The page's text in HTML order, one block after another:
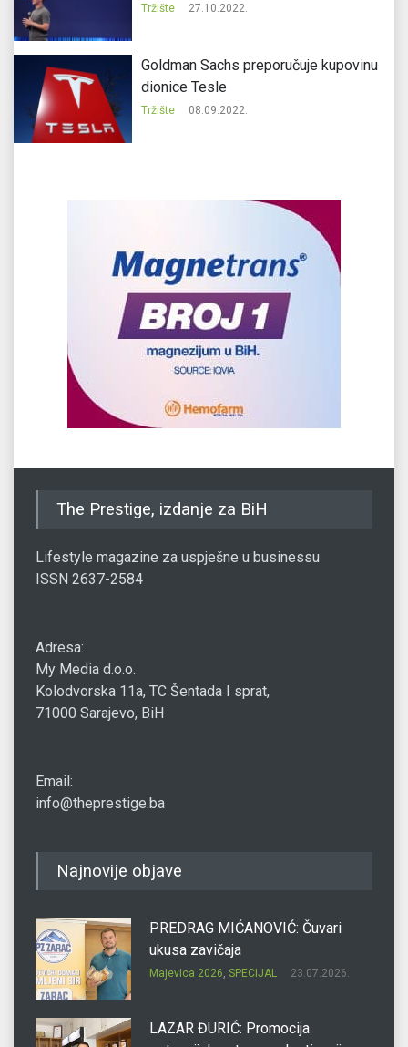
Tržište 27.10.2022.
Goldman Sachs preporučuje kupovinu
dionice Tesle
Tržište 08.09.2022.
The Prestige, izdanje za BiH
Lifestyle magazine za uspješne u businessu
ISSN 2637-2584
Adresa:
My Media d.o.o.
Kolodvorska 11a, TC Šentada I sprat,
71000 Sarajevo, BiH
Email:
info@theprestige.ba
Najnovije objave
PREDRAG MIĆANOVIĆ: Čuvari
ukusa zavičaja
Majevica 2026, SPECIJAL 23.07.2026.
LAZAR ĐURIĆ: Promocija